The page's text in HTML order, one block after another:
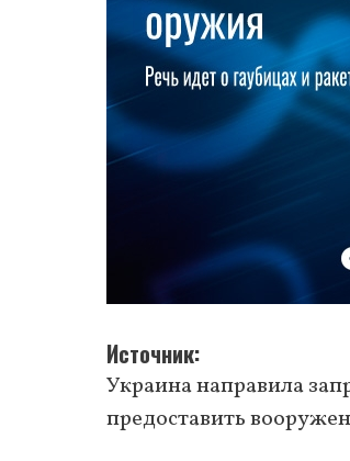
Источник
Украина направила
предоставить